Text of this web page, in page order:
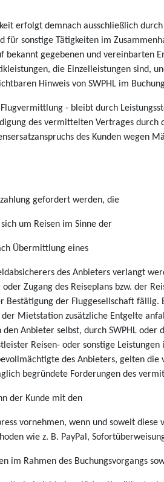
erfolgt demnach ausschließlich
für sonstige Tätigkeiten im
bekannt gegebenen und vereinbarten
die Einzelleistungen sind,
Hinweis von SWPHL im
- bleibt durch
des vermittelten Vertrages
des Kunden
gefordert werden, die
um Reisen im Sinne der
Übermittlung eines
des Anbieters verlangt
Zugang des Reiseplans bzw. der
der Fluggesellschaft
Mietstation zusätzliche Entgelte
Anbieter selbst, durch SWPHL
Reisen- oder sonstige
des Anbieters, gelten
begründete Forderungen des
der Kunde mit den
vornehmen, wenn und soweit
wie z. B. PayPal,
im Rahmen des Buchungsvorgangs